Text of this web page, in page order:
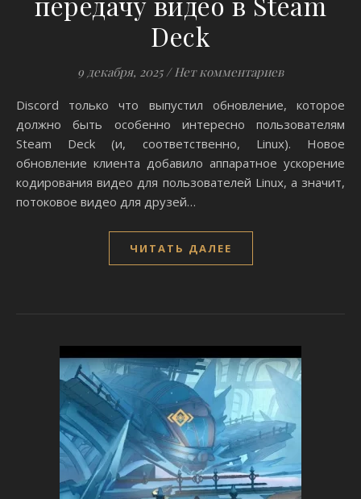
Deck
9 декабря, 2025 / Нет комментариев
Discord только что выпустил обновление, которое
должно быть особенно интересно пользователям
Steam Deck (и, соответственно, Linux). Новое
обновление клиента добавило аппаратное ускорение
кодирования видео для пользователей Linux, а значит,
потоковое видео для друзей…
ЧИТАТЬ ДАЛЕЕ